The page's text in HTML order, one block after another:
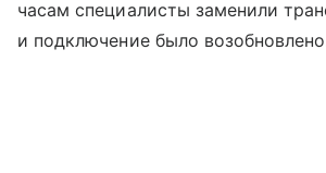
часам специалисты заменили
и подключение было